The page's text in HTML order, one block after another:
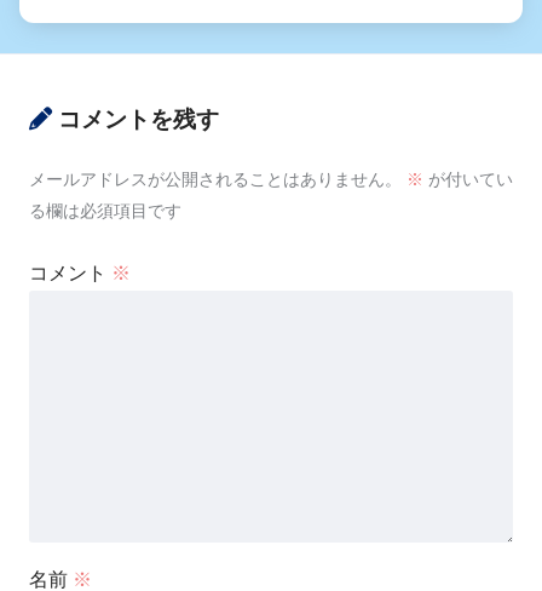
コメントを残す
メールアドレスが公開されることはありません。 ※ が付いてい
る欄は必須項目です
コメント ※
名前 ※